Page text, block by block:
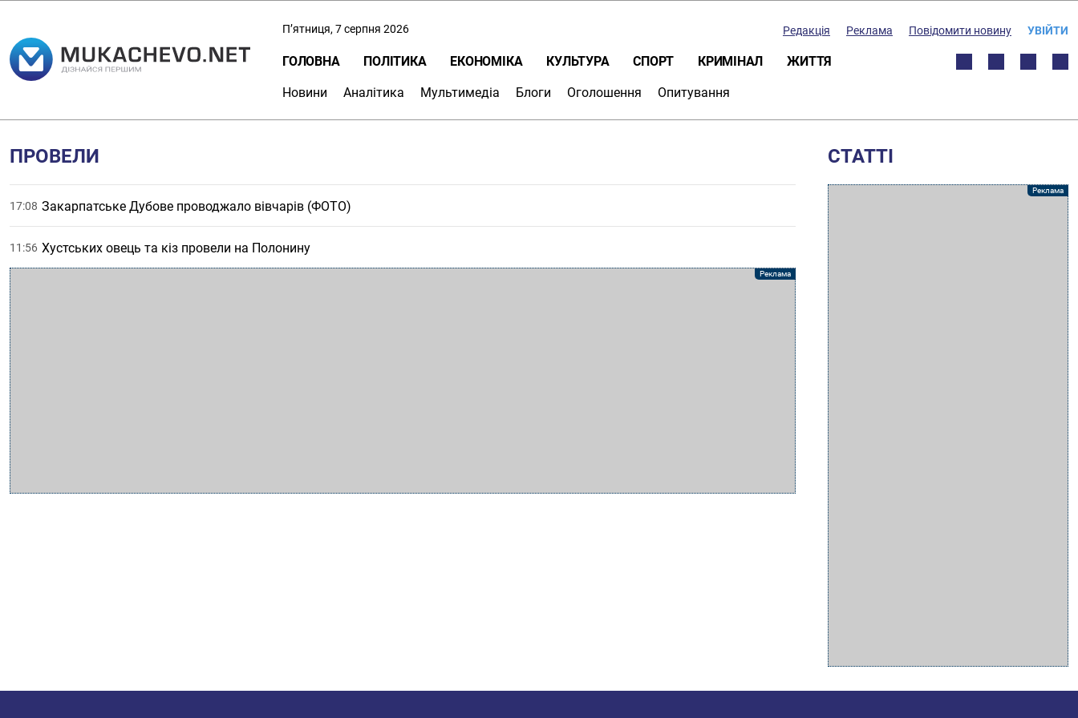
П’ятниця, 7 серпня 2026 Редакція Реклама Повідомити новину УВІЙТИ
ГОЛОВНА ПОЛІТИКА ЕКОНОМІКА КУЛЬТУРА СПОРТ КРИМІНАЛ ЖИТТЯ
Новини Аналітика Мультимедіа Блоги Оголошення Опитування
ПРОВЕЛИ
17:08 Закарпатське Дубове проводжало вівчарів (ФОТО)
11:56 Хустських овець та кіз провели на Полонину
СТАТТІ